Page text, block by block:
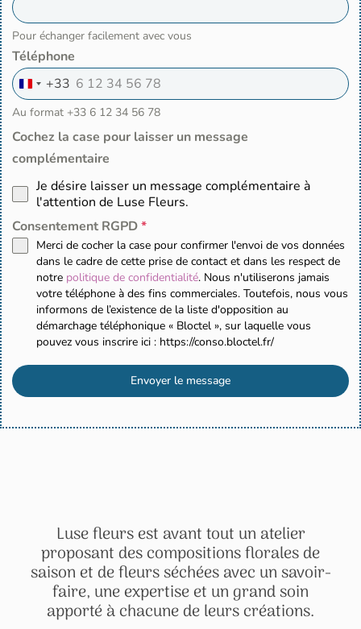
Pour échanger facilement avec vous
Téléphone
F
r
a
c
e
3
3
+33
Au format +33 6 12 34 56 78
Cochez la case pour laisser un message
complémentaire
Je désire laisser un message complémentaire à
l'attention de Luse Fleurs.
Consentement RGPD*
Merci de cocher la case pour confirmer l'envoi de vos données
dans le cadre de cette prise de contact et dans les respect de
notre politique de confidentialité. Nous n'utiliserons jamais
votre téléphone à des fins commerciales. Toutefois, nous vous
informons de l’existence de la liste d'opposition au
démarchage téléphonique « Bloctel », sur laquelle vous
pouvez vous inscrire ici : https://conso.bloctel.fr/
Envoyer le message
Luse fleurs est avant tout un atelier
proposant des compositions florales de
saison et de fleurs séchées avec un savoir-
faire, une expertise et un grand soin
apporté à chacune de leurs créations.